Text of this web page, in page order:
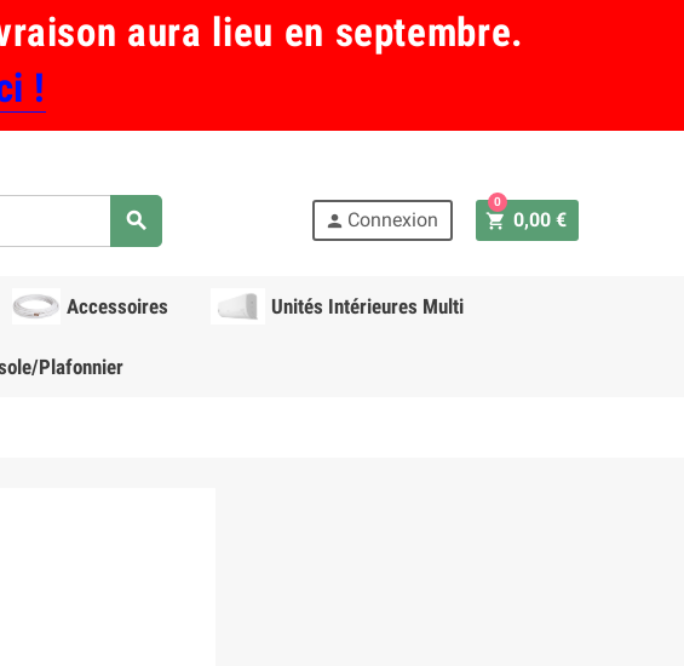
aura lieu en septembre.
!
search person Connexion shopping_cart 0,00 €
0
Accessoires Unités Intérieures Multi
Plafonnier